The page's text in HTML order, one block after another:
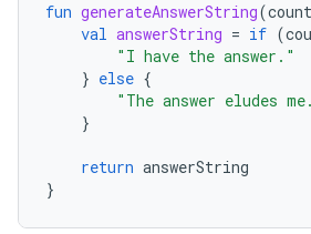
fun generateAnswerString(
val answerString = if (
"I have the answer."
} else {
"The answer eludes
}
return answerString
}